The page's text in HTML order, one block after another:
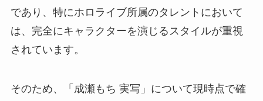
であり、特にホロライブ所属のタレントにおいて
は、完全にキャラクターを演じるスタイルが重視
されています。
そのため、「成瀬もち 実写」について現時点で確